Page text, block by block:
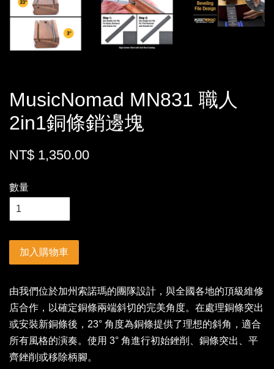
MusicNomad MN831 職人
2in1銅條銷邊塊
NT$ 1,350.00
數量
加入購物車
由我們位於加州索諾瑪的團隊設計，與全國各地的頂級維修
店合作，以確定銅條兩端斜切的完美角度。在處理銅條突出
或安裝新銅條後，23° 角度為銅條提供了理想的斜角，適合
所有風格的演奏。使用 3° 角進行初始銼削、銅條突出、平
齊銼削或移除柄腳。